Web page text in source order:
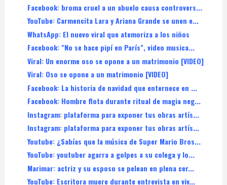
Facebook: broma cruel a un abuelo causa controvers...
YouTube: Carmencita Lara y Ariana Grande se unen e...
WhatsApp: El nuevo viral que atemoriza a los niños
Facebook: "No se hace pipí en París", video musica...
Viral: Un enorme oso se opone a un matrimonio [VIDEO]
Viral: Oso se opone a un matrimonio [VIDEO]
Facebook: La historia de navidad que enternece en ...
Facebook: Hombre flota durante ritual de magia neg...
Instagram: plataforma para exponer tus obras artís...
Instagram: plataforma para exponer tus obras artís...
Youtube: ¿Sabías que la música de Super Mario Bros...
YouTube: youtuber agarra a golpes a su colega y lo...
Marimar: actriz y su esposo se pelean en plena cer...
YouTube: Escritora muere durante entrevista en viv...